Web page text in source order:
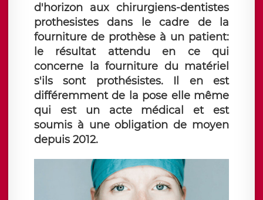
d'horizon aux chirurgiens-dentistes
prothesistes dans le cadre de la
fourniture de prothèse à un patient:
le résultat attendu en ce qui
concerne la fourniture du matériel
s'ils sont prothésistes. Il en est
différemment de la pose elle même
qui est un acte médical et est
soumis à une obligation de moyen
depuis 2012.